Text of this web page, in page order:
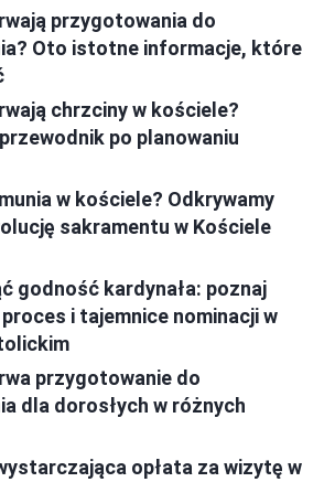
przygotowania do
Oto istotne informacje, które
chrzciny w kościele?
po planowaniu
w kościele? Odkrywamy
sakramentu w Kościele
godność kardynała: poznaj
i tajemnice nominacji w
przygotowanie do
dla dorosłych w różnych
opłata za wizytę w